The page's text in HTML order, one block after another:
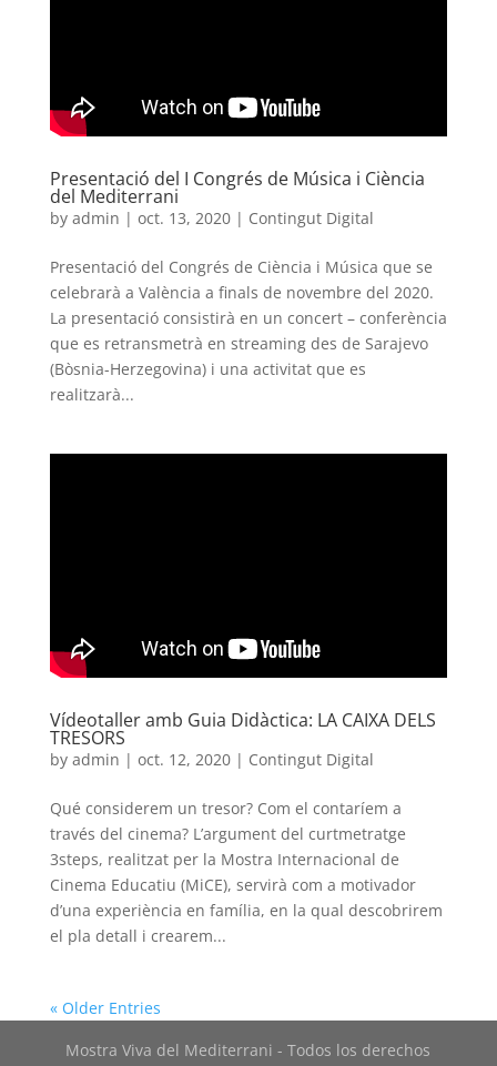
Presentació del I Congrés de Música i Ciència
del Mediterrani
by admin | oct. 13, 2020| Contingut Digital
Presentació del Congrés de Ciència i Música que se
celebrarà a València a finals de novembre del 2020.
La presentació consistirà en un concert – conferència
que es retransmetrà en streaming des de Sarajevo
(Bòsnia-Herzegovina) i una activitat que es
realitzarà...
Vídeotaller amb Guia Didàctica: LA CAIXA DELS
TRESORS
by admin | oct. 12, 2020| Contingut Digital
Qué considerem un tresor? Com el contaríem a
través del cinema? L’argument del curtmetratge
3steps, realitzat per la Mostra Internacional de
Cinema Educatiu (MiCE), servirà com a motivador
d’una experiència en família, en la qual descobrirem
el pla detall i crearem...
« Older Entries
Mostra Viva del Mediterrani - Todos los derechos